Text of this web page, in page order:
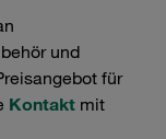
und
für
Kontakt mit